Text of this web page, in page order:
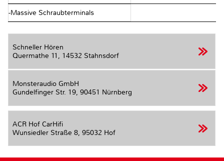
-Massive Schraubterminals
Schneller Hören
Quermathe 11, 14532 Stahnsdorf
Monsteraudio GmbH
Gundelfinger Str. 19, 90451 Nürnberg
ACR Hof CarHifi
Wunsiedler Straße 8, 95032 Hof